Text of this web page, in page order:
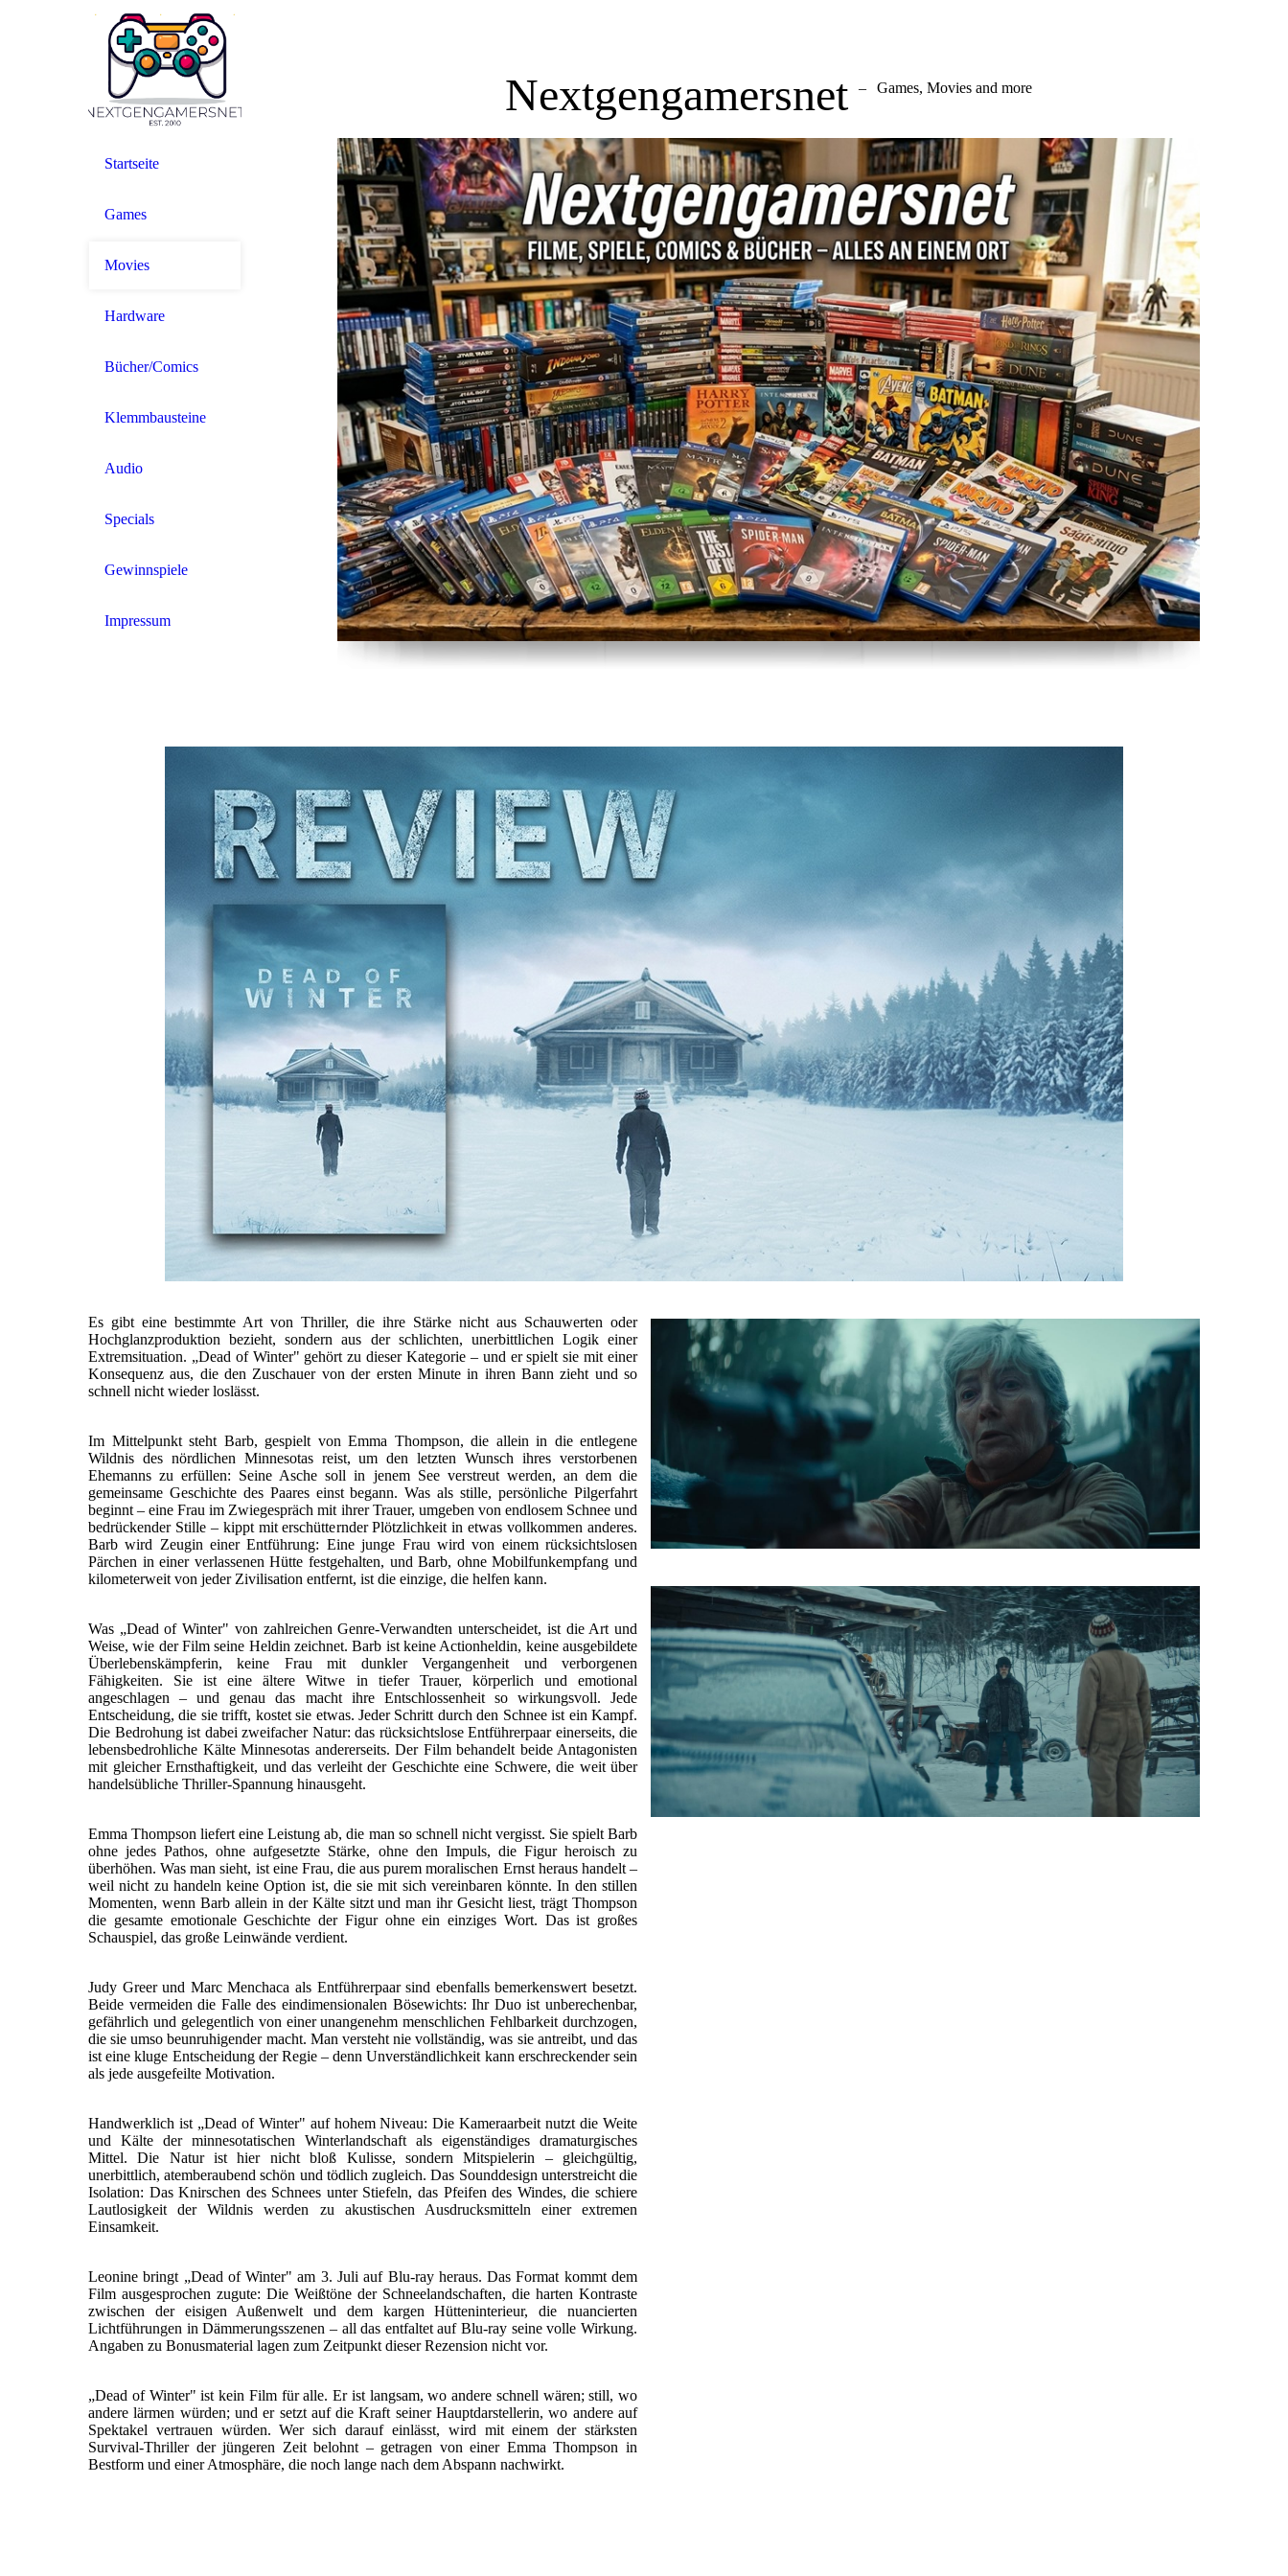
Nextgengamersnet – Games, Movies and more
Startseite
Games
Movies
Hardware
Bücher/Comics
Klemmbausteine
Audio
Specials
Gewinnspiele
Impressum
Es gibt eine bestimmte Art von Thriller, die ihre Stärke nicht aus Schauwerten oder
Hochglanzproduktion bezieht, sondern aus der schlichten, unerbittlichen Logik einer
Extremsituation. „Dead of Winter" gehört zu dieser Kategorie – und er spielt sie mit einer
Konsequenz aus, die den Zuschauer von der ersten Minute in ihren Bann zieht und so
schnell nicht wieder loslässt.
Im Mittelpunkt steht Barb, gespielt von Emma Thompson, die allein in die entlegene
Wildnis des nördlichen Minnesotas reist, um den letzten Wunsch ihres verstorbenen
Ehemanns zu erfüllen: Seine Asche soll in jenem See verstreut werden, an dem die
gemeinsame Geschichte des Paares einst begann. Was als stille, persönliche Pilgerfahrt
beginnt – eine Frau im Zwiegespräch mit ihrer Trauer, umgeben von endlosem Schnee und
bedrückender Stille – kippt mit erschütternder Plötzlichkeit in etwas vollkommen anderes.
Barb wird Zeugin einer Entführung: Eine junge Frau wird von einem rücksichtslosen
Pärchen in einer verlassenen Hütte festgehalten, und Barb, ohne Mobilfunkempfang und
kilometerweit von jeder Zivilisation entfernt, ist die einzige, die helfen kann.
Was „Dead of Winter" von zahlreichen Genre-Verwandten unterscheidet, ist die Art und
Weise, wie der Film seine Heldin zeichnet. Barb ist keine Actionheldin, keine ausgebildete
Überlebenskämpferin, keine Frau mit dunkler Vergangenheit und verborgenen
Fähigkeiten. Sie ist eine ältere Witwe in tiefer Trauer, körperlich und emotional
angeschlagen – und genau das macht ihre Entschlossenheit so wirkungsvoll. Jede
Entscheidung, die sie trifft, kostet sie etwas. Jeder Schritt durch den Schnee ist ein Kampf.
Die Bedrohung ist dabei zweifacher Natur: das rücksichtslose Entführerpaar einerseits, die
lebensbedrohliche Kälte Minnesotas andererseits. Der Film behandelt beide Antagonisten
mit gleicher Ernsthaftigkeit, und das verleiht der Geschichte eine Schwere, die weit über
handelsübliche Thriller-Spannung hinausgeht.
Emma Thompson liefert eine Leistung ab, die man so schnell nicht vergisst. Sie spielt Barb
ohne jedes Pathos, ohne aufgesetzte Stärke, ohne den Impuls, die Figur heroisch zu
überhöhen. Was man sieht, ist eine Frau, die aus purem moralischen Ernst heraus handelt –
weil nicht zu handeln keine Option ist, die sie mit sich vereinbaren könnte. In den stillen
Momenten, wenn Barb allein in der Kälte sitzt und man ihr Gesicht liest, trägt Thompson
die gesamte emotionale Geschichte der Figur ohne ein einziges Wort. Das ist großes
Schauspiel, das große Leinwände verdient.
Judy Greer und Marc Menchaca als Entführerpaar sind ebenfalls bemerkenswert besetzt.
Beide vermeiden die Falle des eindimensionalen Bösewichts: Ihr Duo ist unberechenbar,
gefährlich und gelegentlich von einer unangenehm menschlichen Fehlbarkeit durchzogen,
die sie umso beunruhigender macht. Man versteht nie vollständig, was sie antreibt, und das
ist eine kluge Entscheidung der Regie – denn Unverständlichkeit kann erschreckender sein
als jede ausgefeilte Motivation.
Handwerklich ist „Dead of Winter" auf hohem Niveau: Die Kameraarbeit nutzt die Weite
und Kälte der minnesotatischen Winterlandschaft als eigenständiges dramaturgisches
Mittel. Die Natur ist hier nicht bloß Kulisse, sondern Mitspielerin – gleichgültig,
unerbittlich, atemberaubend schön und tödlich zugleich. Das Sounddesign unterstreicht die
Isolation: Das Knirschen des Schnees unter Stiefeln, das Pfeifen des Windes, die schiere
Lautlosigkeit der Wildnis werden zu akustischen Ausdrucksmitteln einer extremen
Einsamkeit.
Leonine bringt „Dead of Winter" am 3. Juli auf Blu-ray heraus. Das Format kommt dem
Film ausgesprochen zugute: Die Weißtöne der Schneelandschaften, die harten Kontraste
zwischen der eisigen Außenwelt und dem kargen Hütteninterieur, die nuancierten
Lichtführungen in Dämmerungsszenen – all das entfaltet auf Blu-ray seine volle Wirkung.
Angaben zu Bonusmaterial lagen zum Zeitpunkt dieser Rezension nicht vor.
„Dead of Winter" ist kein Film für alle. Er ist langsam, wo andere schnell wären; still, wo
andere lärmen würden; und er setzt auf die Kraft seiner Hauptdarstellerin, wo andere auf
Spektakel vertrauen würden. Wer sich darauf einlässt, wird mit einem der stärksten
Survival-Thriller der jüngeren Zeit belohnt – getragen von einer Emma Thompson in
Bestform und einer Atmosphäre, die noch lange nach dem Abspann nachwirkt.